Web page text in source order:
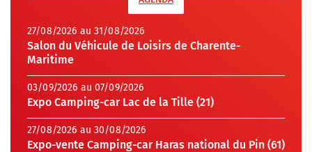
27/08/2026 au 31/08/2026
Salon du Véhicule de Loisirs de Charente-
Maritime
03/09/2026 au 07/09/2026
Expo Camping-car Lac de la Tille (21)
27/08/2026 au 30/08/2026
Expo-vente Camping-car Haras national du Pin (61)